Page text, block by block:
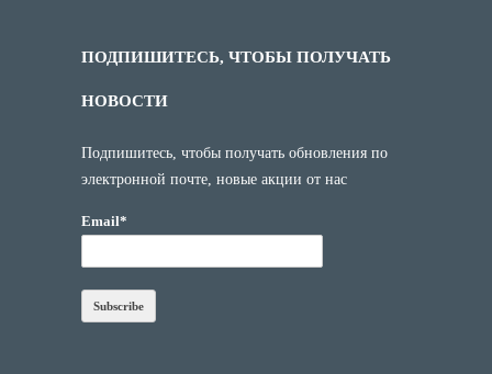
ПОДПИШИТЕСЬ, ЧТОБЫ ПОЛУЧАТЬ
НОВОСТИ
Подпишитесь, чтобы получать обновления по
электронной почте, новые акции от нас
Email*